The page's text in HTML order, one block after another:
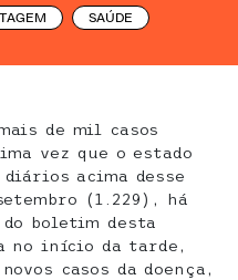
SAÚDE
de mil casos
vez que o estado
acima desse
(1.229), há
boletim desta
no início da tarde,
casos da doença,